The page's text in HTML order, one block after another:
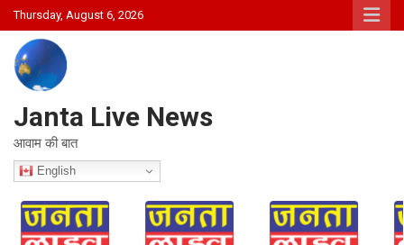
Skip
to
content
Thursday, August 6, 2026
Janta Live News
आवाम की बात
English